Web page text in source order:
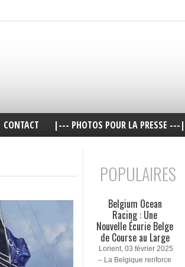
CONTACT |--- PHOTOS POUR LA PRESSE ---|
POPULAIRES
Belgium Ocean
Racing : Une
Nouvelle Écurie Belge
de Course au Large
Lorient, 03 février 2025
– La Belgique renforce